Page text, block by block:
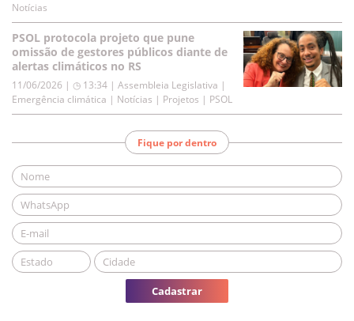
Notícias
PSOL protocola projeto que pune
omissão de gestores públicos diante de
alertas climáticos no RS
11/06/2026 | ◷ 13:34 | Assembleia Legislativa |
Emergência climática | Notícias | Projetos | PSOL
Fique por dentro
Cadastrar